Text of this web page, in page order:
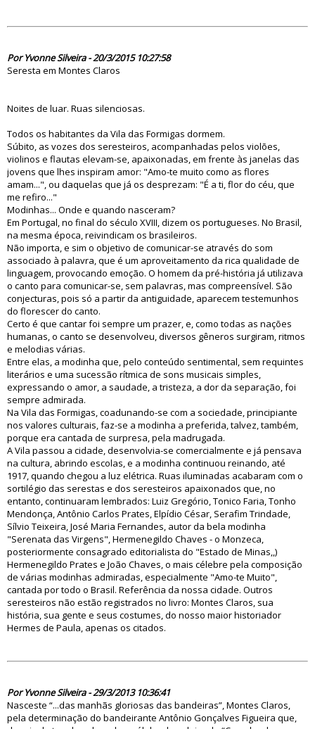
Por Yvonne Silveira - 20/3/2015 10:27:58
Seresta em Montes Claros
Noites de luar. Ruas silenciosas.
Todos os habitantes da Vila das Formigas dormem.
Súbito, as vozes dos seresteiros, acompanhadas pelos violões,
violinos e flautas elevam-se, apaixonadas, em frente às janelas das
jovens que lhes inspiram amor: "Amo-te muito como as flores
amam...", ou daquelas que já os desprezam: "É a ti, flor do céu, que
me refiro..."
Modinhas... Onde e quando nasceram?
Em Portugal, no final do século XVIII, dizem os portugueses. No Brasil,
na mesma época, reivindicam os brasileiros.
Não importa, e sim o objetivo de comunicar-se através do som
associado à palavra, que é um aproveitamento da rica qualidade de
linguagem, provocando emoção. O homem da pré-história já utilizava
o canto para comunicar-se, sem palavras, mas compreensível. São
conjecturas, pois só a partir da antiguidade, aparecem testemunhos
do florescer do canto.
Certo é que cantar foi sempre um prazer, e, como todas as nações
humanas, o canto se desenvolveu, diversos gêneros surgiram, ritmos
e melodias várias.
Entre elas, a modinha que, pelo conteúdo sentimental, sem requintes
literários e uma sucessão rítmica de sons musicais simples,
expressando o amor, a saudade, a tristeza, a dor da separação, foi
sempre admirada.
Na Vila das Formigas, coadunando-se com a sociedade, principiante
nos valores culturais, faz-se a modinha a preferida, talvez, também,
porque era cantada de surpresa, pela madrugada.
A Vila passou a cidade, desenvolvia-se comercialmente e já pensava
na cultura, abrindo escolas, e a modinha continuou reinando, até
1917, quando chegou a luz elétrica. Ruas iluminadas acabaram com o
sortilégio das serestas e dos seresteiros apaixonados que, no
entanto, continuaram lembrados: Luiz Gregório, Tonico Faria, Tonho
Mendonça, Antônio Carlos Prates, Elpídio César, Serafim Trindade,
Sílvio Teixeira, José Maria Fernandes, autor da bela modinha
"Serenata das Virgens", Hermenegildo Chaves - o Monzeca,
posteriormente consagrado editorialista do "Estado de Minas,,)
Hermenegildo Prates e João Chaves, o mais célebre pela composição
de várias modinhas admiradas, especialmente "Amo-te Muito",
cantada por todo o Brasil. Referência da nossa cidade. Outros
seresteiros não estão registrados no livro: Montes Claros, sua
história, sua gente e seus costumes, do nosso maior historiador
Hermes de Paula, apenas os citados.
Por Yvonne Silveira - 29/3/2013 10:36:41
Nasceste “...das manhãs gloriosas das bandeiras”, Montes Claros,
pela determinação do bandeirante Antônio Gonçalves Figueira que,